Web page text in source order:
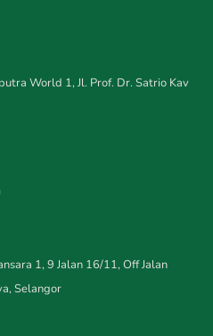
World 1, Jl. Prof. Dr. Satrio Kav
1, 9 Jalan 16/11, Off Jalan
Selangor